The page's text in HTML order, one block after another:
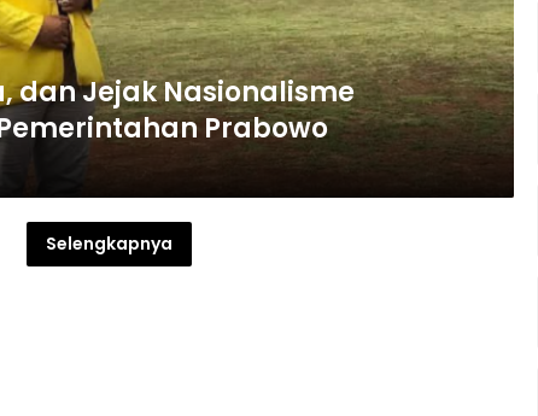
dan Jejak Nasionalisme
Prabowo
Selengkapnya